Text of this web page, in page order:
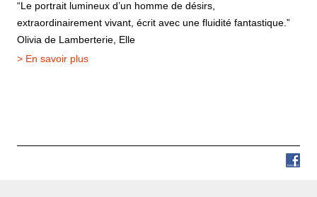
“Le portrait lumineux d’un homme de désirs,
extraordinairement vivant, écrit avec une fluidité fantastique.”
Olivia de Lamberterie, Elle
> En savoir plus